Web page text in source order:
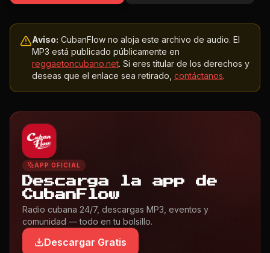
Aviso: CubanFlow no aloja este archivo de audio. El
MP3 está publicado públicamente en
reggaetoncubano.net. Si eres titular de los derechos y
deseas que el enlace sea retirado, contáctanos.
APP OFICIAL
Descarga la app de
CubanFlow
Radio cubana 24/7, descargas MP3, eventos y
comunidad — todo en tu bolsillo.
Descargar Gratis